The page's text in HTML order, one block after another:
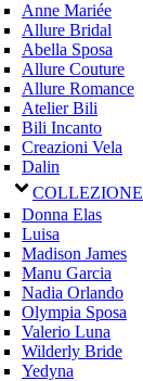
Anne Mariée
Allure Bridal
Abella Sposa
Allure Couture
Allure Romance
Atelier Bili
Bili Incanto
Creazioni Vela
Dalin
COLLEZIONE
Donna Elas
Luisa
Madison James
Manu Garcia
Nadia Orlando
Olympia Sposa
Valerio Luna
Wilderly Bride
Yedyna